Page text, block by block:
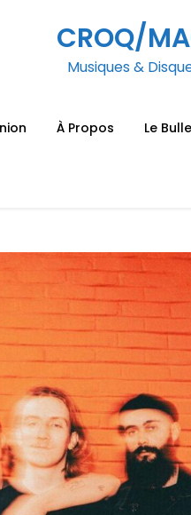
CROQ/
Musiques &
À Propos Le